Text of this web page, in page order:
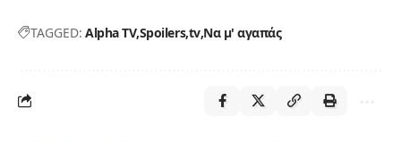
TAGGED: Alpha TVSpoilers tv Να μ' αγαπάς